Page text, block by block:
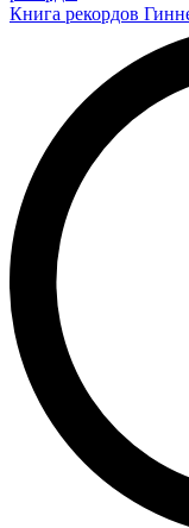
Книга рекордов